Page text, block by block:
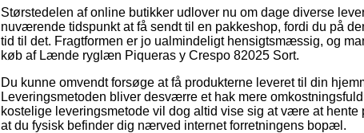
Størstedelen af online butikker udlover nu om dage diverse
nuværende tidspunkt at få sendt til en pakkeshop, fordi du på
tid til det. Fragtformen er jo ualmindeligt hensigtsmæssig, og
køb af Lænde ryglæn Piqueras y Crespo 82025 Sort.
Du kunne omvendt forsøge at få produkterne leveret til din
Leveringsmetoden bliver desværre et hak mere
kostelige leveringsmetode vil dog altid vise sig at være at
at du fysisk befinder dig nærved internet forretningens bopæl.